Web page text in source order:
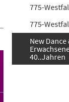
775-
775-
New
40..Jahren